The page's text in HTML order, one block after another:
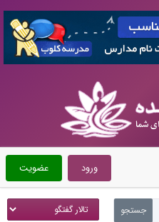
عضویت ورود